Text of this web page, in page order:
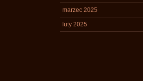
marzec 2025
luty 2025